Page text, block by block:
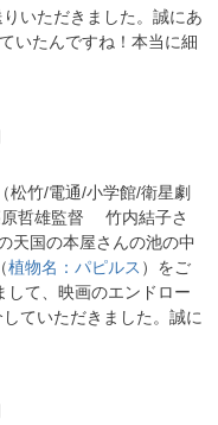
いただきました。誠にあ
いたんですね！本当に細
松竹/電通/小学館/衛星劇
哲雄監督 竹内結子さ
天国の本屋さんの池の中
植物名：パピルス ）をご
して、映画のエンドロー
ていただきました。誠に